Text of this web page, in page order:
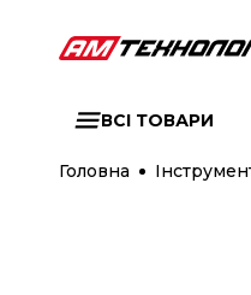
ВСІ ТОВАРИ
Головна